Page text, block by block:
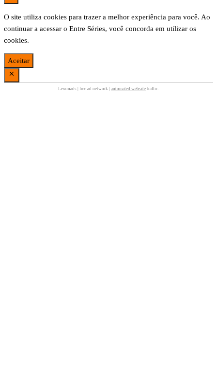
O site utiliza cookies para trazer a melhor experiência para você. Ao
continuar a acessar o Entre Séries, você concorda em utilizar os
cookies.
Aceitar
Lexonads | free ad network | automated website traffic.